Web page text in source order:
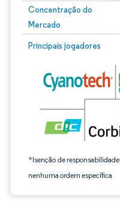
Concentração do
Mercado
Principais jogadores
*Isenção de
nenhuma ordem específica
Imagem © Mordor